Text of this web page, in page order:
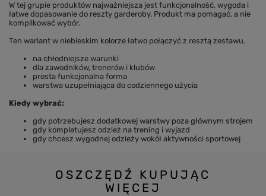
W tej grupie produktów najważniejsza jest funkcjonalność, wygoda i
łatwe dopasowanie do reszty garderoby. Produkt ma pomagać, a nie
komplikować wybór.
Ten wariant w niebieskim kolorze łatwo połączyć z resztą zestawu.
na chłodniejsze warunki
dla zawodników, trenerów i klubów
prosta funkcjonalna forma
warstwa uzupełniająca do codziennego użycia
Kiedy wybrać:
gdy potrzebujesz dodatkowej warstwy poza głównym strojem
gdy kompletujesz odzież na trening i wyjazd
gdy chcesz wygodnej odzieży wokół aktywności sportowej
OSZCZĘDŹ KUPUJĄC
WIĘCEJ